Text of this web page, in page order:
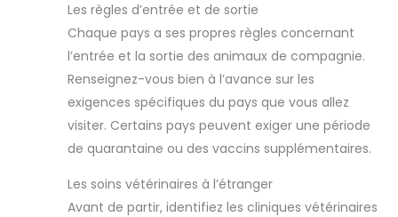
Les règles d’entrée et de sortie
Chaque pays a ses propres règles concernant
l’entrée et la sortie des animaux de compagnie.
Renseignez-vous bien à l’avance sur les
exigences spécifiques du pays que vous allez
visiter. Certains pays peuvent exiger une période
de quarantaine ou des vaccins supplémentaires.
Les soins vétérinaires à l’étranger
Avant de partir, identifiez les cliniques vétérinaires